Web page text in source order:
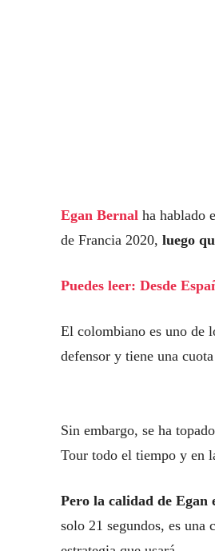
Egan Bernal ha hablado
de Francia 2020, luego
Puedes leer: Desde
El colombiano es uno de
defensor y tiene una cuota
Sin embargo, se ha
Tour todo el tiempo y en
Pero la calidad de Egan
solo 21 segundos, es